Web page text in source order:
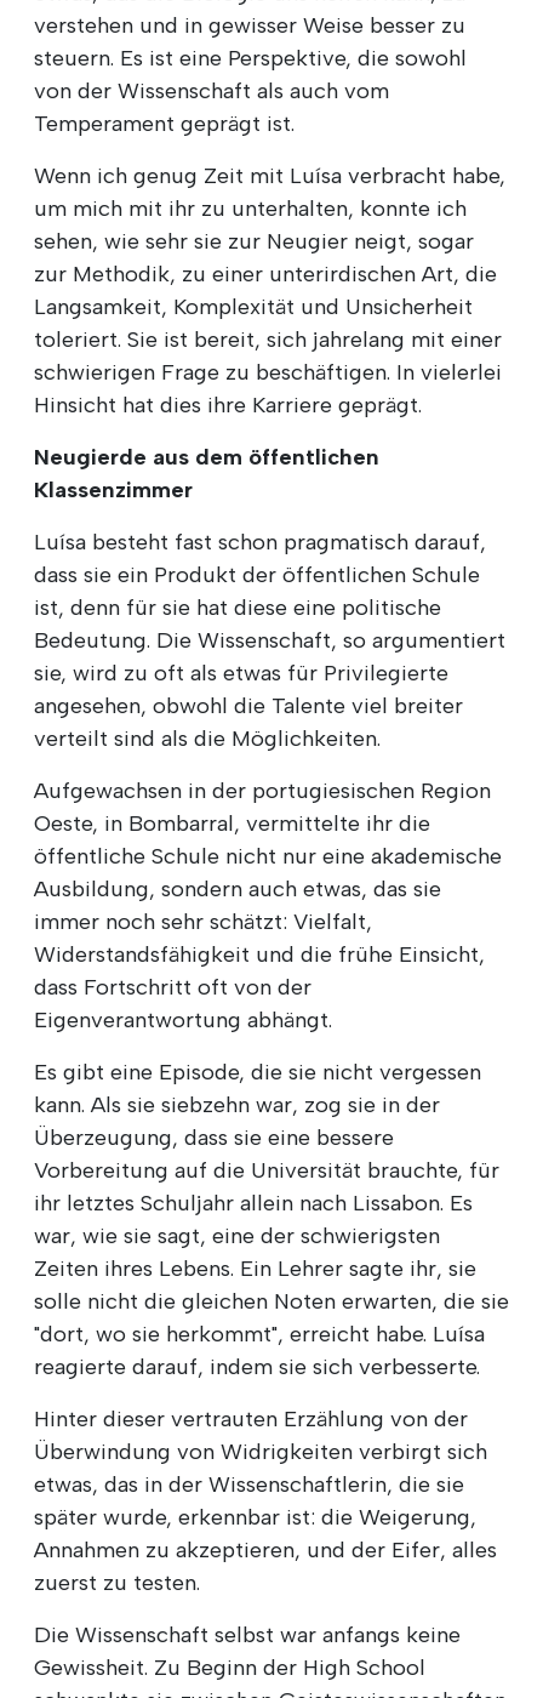
verstehen und in gewisser Weise besser zu
steuern. Es ist eine Perspektive, die sowohl
von der Wissenschaft als auch vom
Temperament geprägt ist.
Wenn ich genug Zeit mit Luísa verbracht habe,
um mich mit ihr zu unterhalten, konnte ich
sehen, wie sehr sie zur Neugier neigt, sogar
zur Methodik, zu einer unterirdischen Art, die
Langsamkeit, Komplexität und Unsicherheit
toleriert. Sie ist bereit, sich jahrelang mit einer
schwierigen Frage zu beschäftigen. In vielerlei
Hinsicht hat dies ihre Karriere geprägt.
Neugierde aus dem öffentlichen
Klassenzimmer
Luísa besteht fast schon pragmatisch darauf,
dass sie ein Produkt der öffentlichen Schule
ist, denn für sie hat diese eine politische
Bedeutung. Die Wissenschaft, so argumentiert
sie, wird zu oft als etwas für Privilegierte
angesehen, obwohl die Talente viel breiter
verteilt sind als die Möglichkeiten.
Aufgewachsen in der portugiesischen Region
Oeste, in Bombarral, vermittelte ihr die
öffentliche Schule nicht nur eine akademische
Ausbildung, sondern auch etwas, das sie
immer noch sehr schätzt: Vielfalt,
Widerstandsfähigkeit und die frühe Einsicht,
dass Fortschritt oft von der
Eigenverantwortung abhängt.
Es gibt eine Episode, die sie nicht vergessen
kann. Als sie siebzehn war, zog sie in der
Überzeugung, dass sie eine bessere
Vorbereitung auf die Universität brauchte, für
ihr letztes Schuljahr allein nach Lissabon. Es
war, wie sie sagt, eine der schwierigsten
Zeiten ihres Lebens. Ein Lehrer sagte ihr, sie
solle nicht die gleichen Noten erwarten, die sie
"dort, wo sie herkommt", erreicht habe. Luísa
reagierte darauf, indem sie sich verbesserte.
Hinter dieser vertrauten Erzählung von der
Überwindung von Widrigkeiten verbirgt sich
etwas, das in der Wissenschaftlerin, die sie
später wurde, erkennbar ist: die Weigerung,
Annahmen zu akzeptieren, und der Eifer, alles
zuerst zu testen.
Die Wissenschaft selbst war anfangs keine
Gewissheit. Zu Beginn der High School